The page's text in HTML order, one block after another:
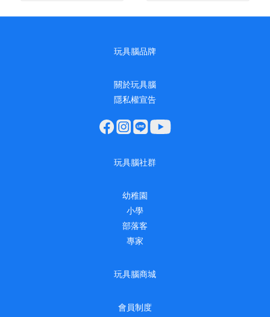
玩具腦品牌
關於玩具腦
隱私權宣告
玩具腦社群
幼稚園
小學
部落客
專家
玩具腦商城
會員制度